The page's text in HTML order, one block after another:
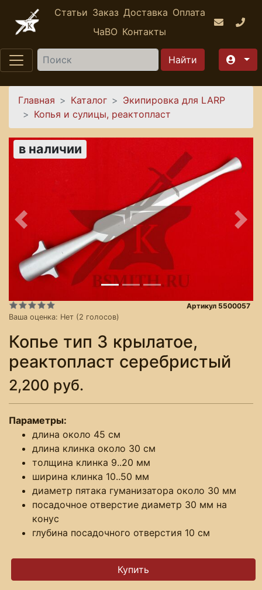
Перейти к основному содержанию
Статьи Заказ Доставка Оплата
ЧаВО Контакты
Найти
Вы здесь
Главная Каталог
Экипировка для LARP
Копья и сулицы, реактопласт
в наличии
Предыдущее
Ваша оценка: Нет (2 голосов)
Артикул 5500057
Копье тип 3 крылатое,
реактопласт серебристый
2,200 руб.
Параметры:
длина около 45 см
длина клинка около 30 см
толщина клинка 9..20 мм
ширина клинка 10..50 мм
диаметр пятака гуманизатора около 30 мм
посадочное отверстие диаметр 30 мм на
конус
глубина посадочного отверстия 10 см